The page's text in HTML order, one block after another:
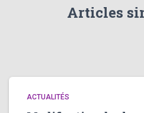
Articles
ACTUALITÉS